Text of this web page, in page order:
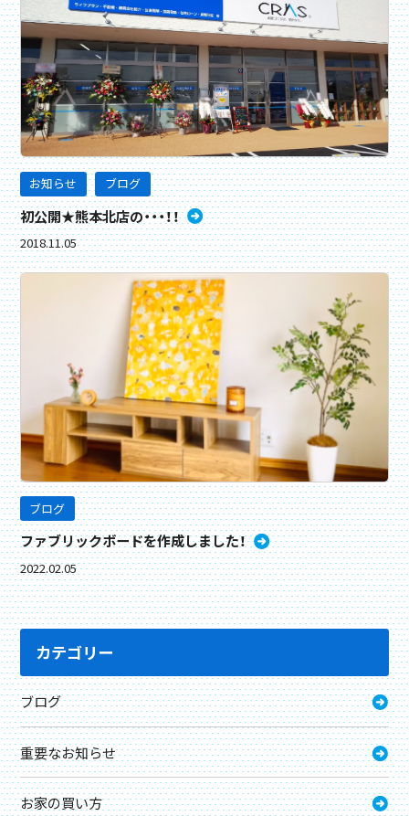
お知らせ ブログ
初公開★熊本北店の・・・！！
2018.11.05
ブログ
ファブリックボードを作成しました！
2022.02.05
カテゴリー
ブログ
重要なお知らせ
お家の買い方